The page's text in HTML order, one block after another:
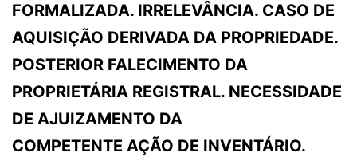
FORMALIZADA. IRRELEVÂNCIA. CASO DE
AQUISIÇÃO DERIVADA DA PROPRIEDADE.
POSTERIOR FALECIMENTO DA
PROPRIETÁRIA REGISTRAL. NECESSIDADE
DE AJUIZAMENTO DA
COMPETENTE AÇÃO DE INVENTÁRIO.